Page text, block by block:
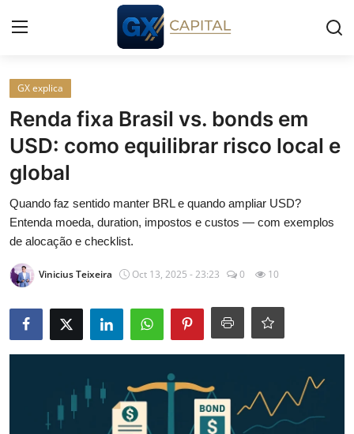
Entrar
Início
Cursos
Simuladores
Wealth
Histórias
Contato
Crédito Empresarial
GX explica
Renda fixa Brasil vs. bonds em
USD: como equilibrar risco local e
global
Quando faz sentido manter BRL e quando ampliar USD?
Entenda moeda, duration, impostos e custos — com exemplos
de alocação e checklist.
Vinicius Teixeira Oct 13, 2025 - 23:23 0 10